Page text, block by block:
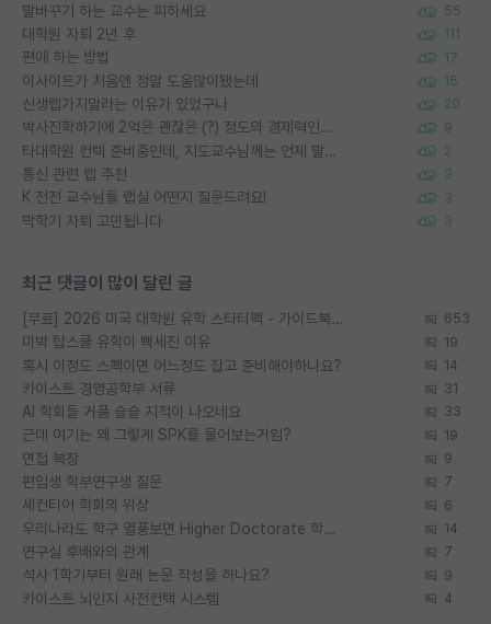
말바꾸기 하는 교수는 피하세요 55
대학원 자퇴 2년 후 111
편애 하는 방법 17
이사이트가 처음엔 정말 도움많이됐는데 16
신생랩가지말라는 이유가 있었구나 20
박사진학하기에 2억은 괜찮은 (?) 정도의 경제력인가요 9
타대학원 컨텍 준비중인데, 지도교수님께는 언제 말씀드려야 할까요? 2
통신 관련 랩 추천 3
K 전전 교수님들 랩실 어떤지 질문드려요! 3
막학기 자퇴 고민됩니다 3
최근 댓글이 많이 달린 글
[무료] 2026 미국 대학원 유학 스타터팩 - 가이드북 & 합격자 컨택메일 템플릿 653
미박 탑스쿨 유학이 빡세진 이유 19
혹시 이정도 스펙이면 어느정도 잡고 준비해야하나요? 14
카이스트 경영공학부 서류 31
AI 학회들 거품 슬슬 지적이 나오네요 33
근데 여기는 왜 그렇게 SPK를 물어보는거임? 19
면접 복장 9
편입생 학부연구생 질문 7
세컨티어 학회의 위상 6
우리나라도 학구 열풍보면 Higher Doctorate 학위가 필요하다고 봅니다. 14
연구실 후배와의 관계 7
석사 1학기부터 원래 논문 작성을 하나요? 9
카이스트 뇌인지 사전컨택 시스템 4